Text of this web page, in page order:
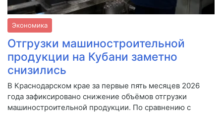
Экономика
Отгрузки машиностроительной
продукции на Кубани заметно
снизились
В Краснодарском крае за первые пять месяцев 2026
года зафиксировано снижение объёмов отгрузки
машиностроительной продукции. По сравнению с